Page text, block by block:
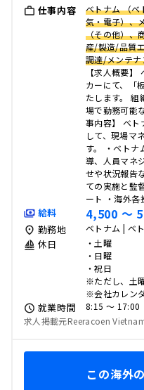
仕事内容
ベトナム （ベ
気・電子）、
（その他）、
産/製造/品質
調達/メンテナ
【求人概要
カーにて、「
たします。 組
場で勤務可能
事内容】 ベト
して、現場マ
す。 ・ベトナ
導、人員マネ
せや状況報告
ての実施と監
ート ・海外
給料 4,500 〜
勤務地 ベトナム | ベ
休日
・土曜
・日曜
・祝日
※ただし、土
※会社カレン
就業時間
8:15 〜 17:00
求人掲載元Reeracoen
この海外